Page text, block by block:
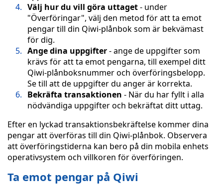
Välj hur du vill göra uttaget- under
"Överföringar", välj den metod för att ta emot
pengar till din Qiwi-plånbok som är bekvämast
för dig.
Ange dina uppgifter- ange de uppgifter som
krävs för att ta emot pengarna, till exempel ditt
Qiwi-plånboksnummer och överföringsbelopp.
Se till att de uppgifter du anger är korrekta.
Bekräfta transaktionen - När du har fyllt i alla
nödvändiga uppgifter och bekräftat ditt uttag.
Efter en lyckad transaktionsbekräftelse kommer dina
pengar att överföras till din Qiwi-plånbok. Observera
att överföringstiderna kan bero på din mobila enhets
operativsystem och villkoren för överföringen.
Ta emot pengar på Qiwi